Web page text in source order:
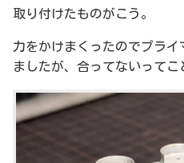
取り付けたものがこう。
力をかけまくったのでプラ
ましたが、合ってないってこ